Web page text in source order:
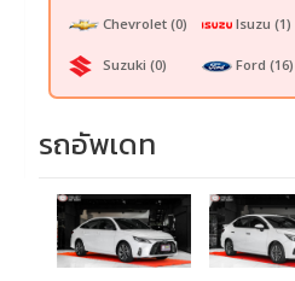
Chevrolet (0)
Suzuki (0)
Isuzu (1)
Ford (16)
รถอัพเดท